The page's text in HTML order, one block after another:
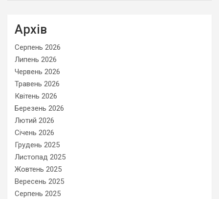
Архів
Серпень 2026
Липень 2026
Червень 2026
Травень 2026
Квітень 2026
Березень 2026
Лютий 2026
Січень 2026
Грудень 2025
Листопад 2025
Жовтень 2025
Вересень 2025
Серпень 2025